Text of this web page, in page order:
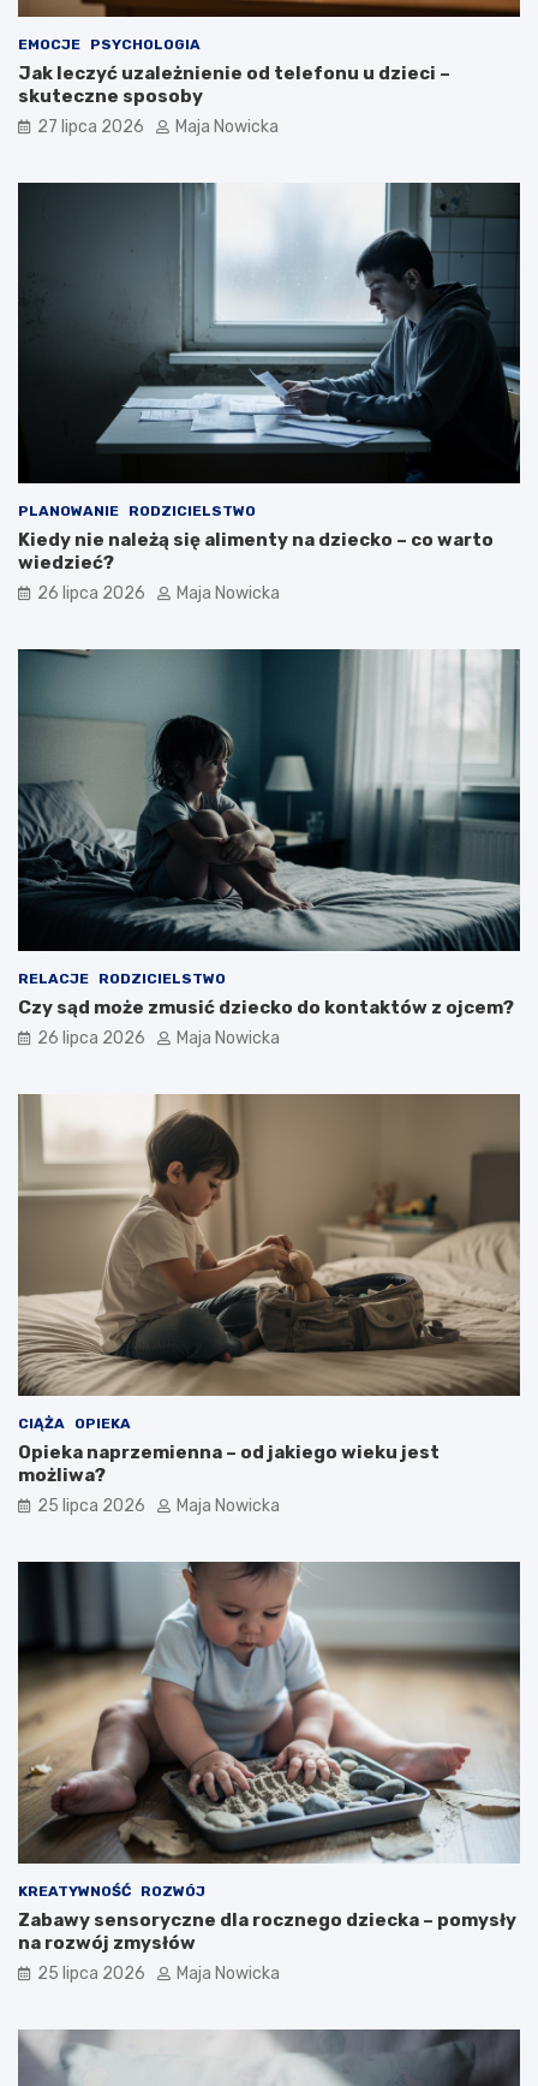
EMOCJE PSYCHOLOGIA
Jak leczyć uzależnienie od telefonu u dzieci –
skuteczne sposoby
27 lipca 2026 Maja Nowicka
PLANOWANIE RODZICIELSTWO
Kiedy nie należą się alimenty na dziecko – co warto
wiedzieć?
26 lipca 2026 Maja Nowicka
RELACJE RODZICIELSTWO
Czy sąd może zmusić dziecko do kontaktów z ojcem?
26 lipca 2026 Maja Nowicka
CIĄŻA OPIEKA
Opieka naprzemienna – od jakiego wieku jest
możliwa?
25 lipca 2026 Maja Nowicka
KREATYWNOŚĆ ROZWÓJ
Zabawy sensoryczne dla rocznego dziecka – pomysły
na rozwój zmysłów
25 lipca 2026 Maja Nowicka